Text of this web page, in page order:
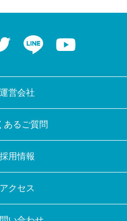
Twitter
運営会社
あるご質問
採用情報
アクセス